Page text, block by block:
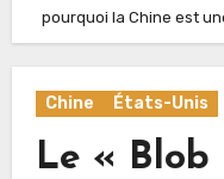
pourquoi la Chine est
Chine États-Unis
Le « Blob